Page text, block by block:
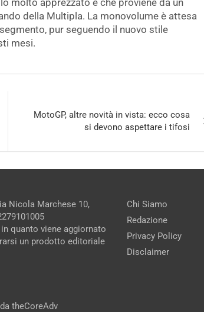
molto apprezzato e che proviene da un
della Multipla. La monovolume è attesa
pur seguendo il nuovo stile
mesi.
MotoGP, altre novità in vista: ecco cosa
si devono aspettare i tifosi
Nicola Marchese 10,
quanto viene aggiornato
un prodotto editoriale
theCoreAdv
Chi Siamo
Redazione
Privacy Policy
Disclaimer